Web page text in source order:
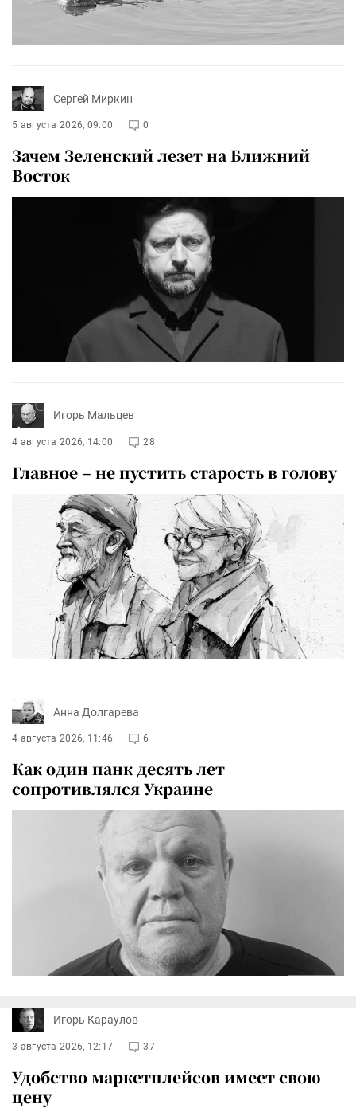
Сергей Миркин
5 августа 2026, 09:00 0
Зачем Зеленский лезет на Ближний
Восток
Игорь Мальцев
4 августа 2026, 14:00 28
Главное – не пустить старость в голову
Анна Долгарева
4 августа 2026, 11:46 6
Как один панк десять лет
сопротивлялся Украине
Игорь Караулов
3 августа 2026, 12:17 37
Удобство маркетплейсов имеет свою
цену